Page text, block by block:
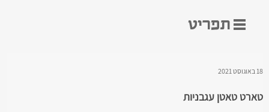
18 באוגוסט 2021
טארט טאטן עגבניות